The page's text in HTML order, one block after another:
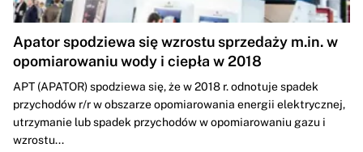
Apator spodziewa się wzrostu sprzedaży m.in. w
opomiarowaniu wody i ciepła w 2018
APT (APATOR) spodziewa się, że w 2018 r. odnotuje spadek
przychodów r/r w obszarze opomiarowania energii elektrycznej,
utrzymanie lub spadek przychodów w opomiarowaniu gazu i
wzrostu...